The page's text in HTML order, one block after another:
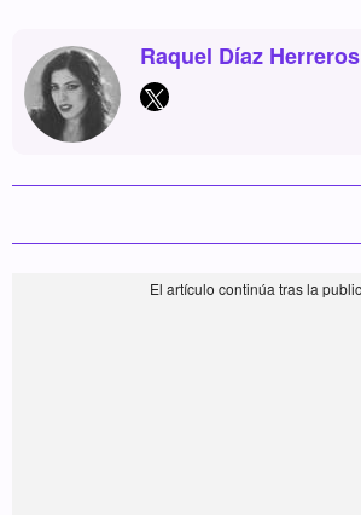
Raquel Díaz Herreros